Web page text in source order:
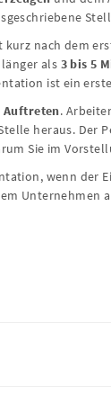
nach dem
als 3 bis 5
ist ein
Auftreten.
heraus. Der
Sie im
wenn der
Unternehmen